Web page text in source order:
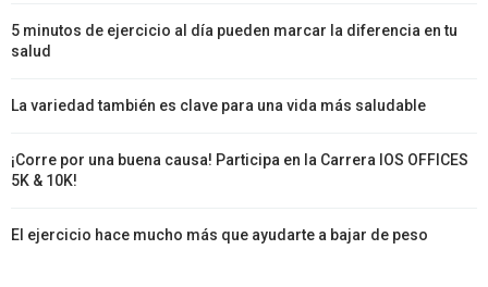
5 minutos de ejercicio al día pueden marcar la diferencia en tu
salud
La variedad también es clave para una vida más saludable
¡Corre por una buena causa! Participa en la Carrera IOS OFFICES
5K & 10K!
El ejercicio hace mucho más que ayudarte a bajar de peso